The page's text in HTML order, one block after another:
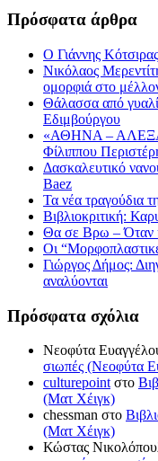
Πρόσφατα άρθρα
Ο Γιάννης
Νικόλαος
ομορφιά στο
Θάλασσα από
Εδιμβούργου
«ΑΘΗΝΑ –
Φίλιππου
Δασκαλευτικό
Baez
Τα νέα τραγούδια
Βιβλιοκριτική:
Θα σε Βρω – Όταν
Οι
Γιώργος Δήμος:
αναλύονται
Πρόσφατα σχόλια
Νεοφύτα
σιωπές (Νεοφύτα
culturepointστο
(Ματ Χέιγκ)
chessman στο
(Ματ Χέιγκ)
Κώστας